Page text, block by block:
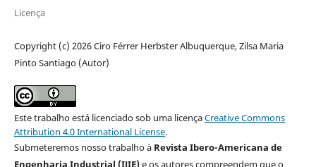
Licença
Copyright (c) 2026 Ciro Férrer Herbster Albuquerque, Zilsa Maria
Pinto Santiago (Autor)
Este trabalho está licenciado sob uma licençaCreative Commons
Attribution 4.0 International License.
Submeteremos nosso trabalho à Revista Ibero-Americana de
Engenharia Industrial (IJIE)e os autores compreendem que o